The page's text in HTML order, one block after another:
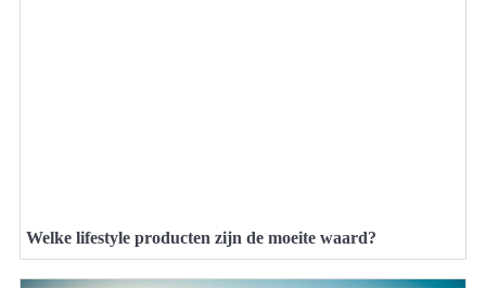
Welke lifestyle producten zijn de moeite waard?